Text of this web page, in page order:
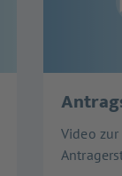
Video zur